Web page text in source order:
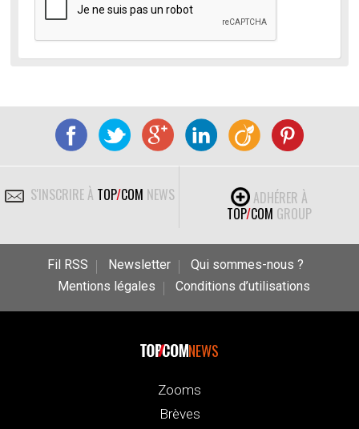
S'INSCRIRE À TOP/COM NEWS
ADHÉRER À
TOP/COM GROUP
Fil RSS Newsletter
Qui sommes-nous ?
Mentions légales
Conditions d’utilisations
NEWS
Zooms
Brèves